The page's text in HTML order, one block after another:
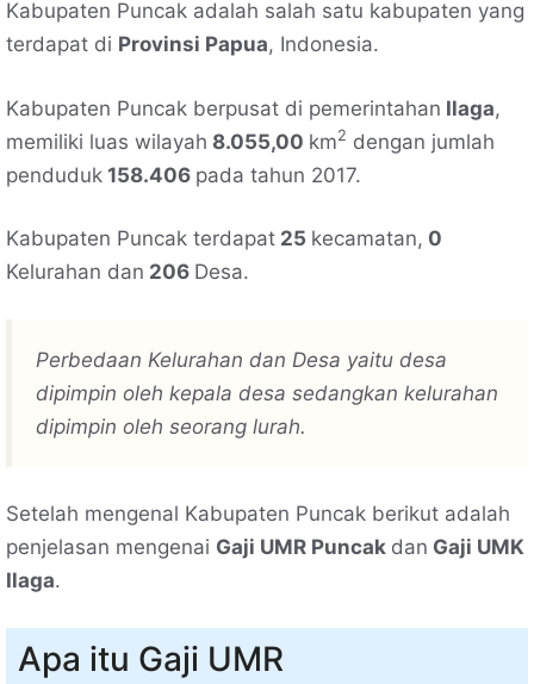
Kabupaten Puncak adalah salah satu kabupaten yang
terdapat di Provinsi Papua, Indonesia.
Kabupaten Puncak berpusat di pemerintahan Ilaga,
memiliki luas wilayah 8.055,00 km2 dengan jumlah
penduduk 158.406 pada tahun 2017.
Kabupaten Puncak terdapat 25 kecamatan, 0
Kelurahan dan 206 Desa.
Perbedaan Kelurahan dan Desa yaitu desa
dipimpin oleh kepala desa sedangkan kelurahan
dipimpin oleh seorang lurah.
Setelah mengenal Kabupaten Puncak berikut adalah
penjelasan mengenai Gaji UMR Puncak dan Gaji UMK
Ilaga.
Apa itu Gaji UMR